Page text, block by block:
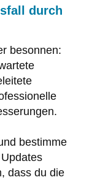
durch
besonnen:
bestimme
dass du die